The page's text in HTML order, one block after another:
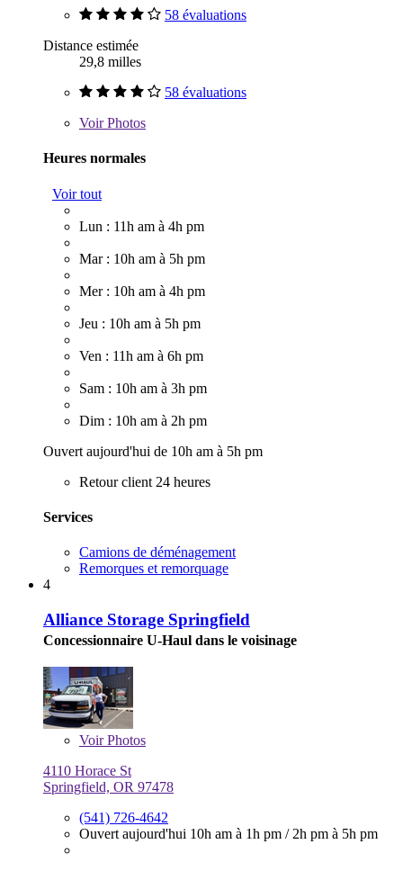
58 évaluations
Distance estimée
29,8 milles
58 évaluations
VoirPhotos
Heures normales
Voir tout
Lun : 11h am à 4h pm
Mar : 10h am à 5h pm
Mer : 10h am à 4h pm
Jeu : 10h am à 5h pm
Ven : 11h am à 6h pm
Sam : 10h am à 3h pm
Dim : 10h am à 2h pm
Ouvert aujourd'hui de 10h am à 5h pm
Retour client 24 heures
Services
Camions de déménagement
Remorques et remorquage
4
Alliance Storage Springfield
Concessionnaire U-Haul dans le voisinage
VoirPhotos
4110 Horace St
Springfield, OR 97478
(541) 726-4642
Ouvert aujourd'hui 10h am à 1h pm / 2h pm à 5h pm